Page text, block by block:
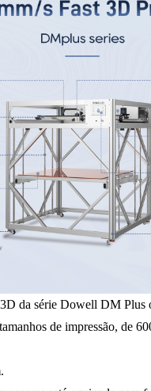
da série Dowell DM Plus
de impressão, de